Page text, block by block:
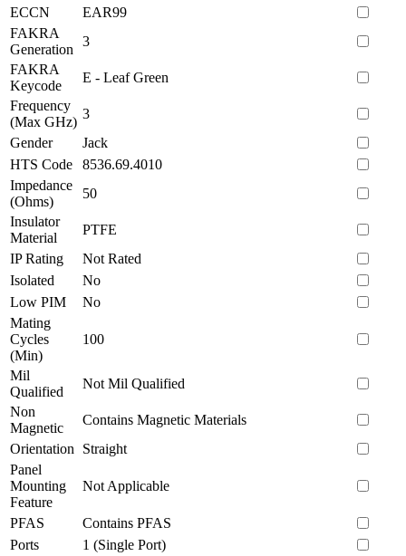
ECCN
EAR99
FAKRA
Generation
3
FAKRA
Keycode
E - Leaf Green
Frequency
(Max GHz)
3
Gender
Jack
HTS Code
8536.69.4010
Impedance
(Ohms)
50
Insulator
Material
PTFE
IP Rating
Not Rated
Isolated
No
Low PIM
No
Mating
Cycles
(Min)
100
Mil
Qualified
Not Mil Qualified
Non
Magnetic
Contains Magnetic Materials
Orientation
Straight
Panel
Mounting
Feature
Not Applicable
PFAS
Contains PFAS
Ports
1 (Single Port)